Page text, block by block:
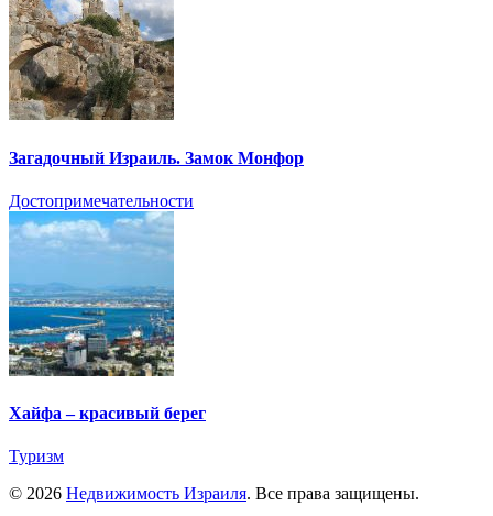
Загадочный Израиль. Замок Монфор
Достопримечательности
Хайфа – красивый берег
Туризм
© 2026 Недвижимость Израиля. Все права защищены.